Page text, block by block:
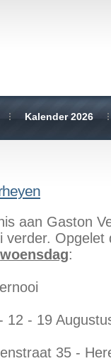
Kalender 2026
aan Gaston
verder. Opgelet
woensdag:
12 - 19
35 -